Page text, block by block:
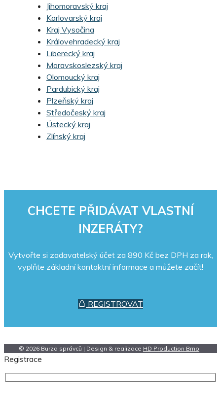
Jihomoravský kraj
Karlovarský kraj
Kraj Vysočina
Královehradecký kraj
Liberecký kraj
Moravskoslezský kraj
Olomoucký kraj
Pardubický kraj
Plzeňský kraj
Středočeský kraj
Ústecký kraj
Zlínský kraj
CHCETE PŘIDÁVAT VLASTNÍ
INZERÁTY?
Vytvořte si zadavatelský účet za 890 Kč bez DPH za rok,
vyplňte základní kontaktní informace a můžete začít!
REGISTROVAT
© 2026 Burza správců | Design & realizace HD Production Brno
Registrace